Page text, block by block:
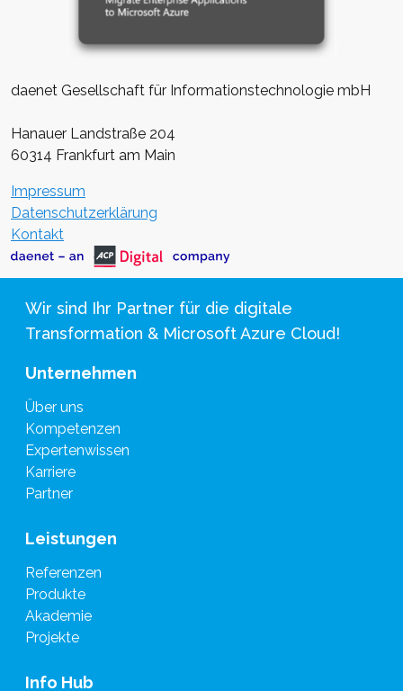
daenet Gesellschaft für Informationstechnologie mbH
Hanauer Landstraße 204
60314 Frankfurt am Main
Impressum
Datenschutzerklärung
Kontakt
Wir sind Ihr Partner für die digitale
Transformation & Microsoft Azure Cloud!
Unternehmen
Über uns
Kompetenzen
Expertenwissen
Karriere
Partner
Leistungen
Referenzen
Produkte
Akademie
Projekte
Info Hub